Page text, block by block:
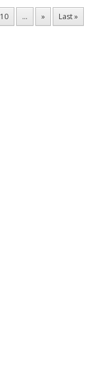
10 ... » Last »